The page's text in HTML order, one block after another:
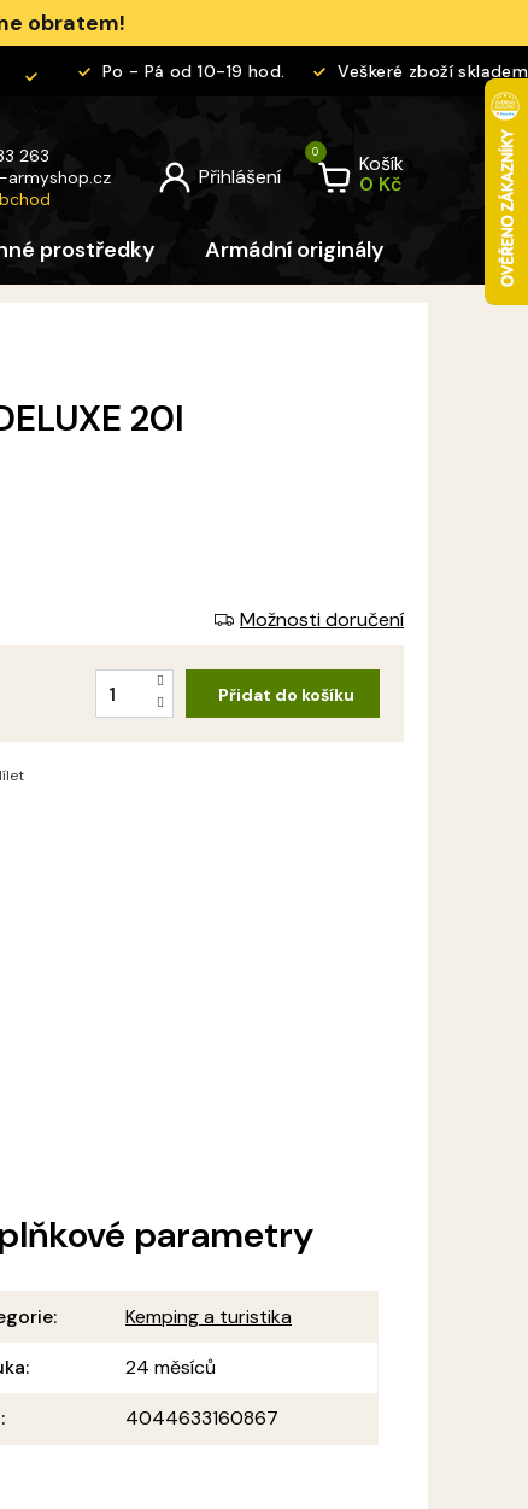
obratem!
Po - Pá od 10-19 hod. Veškeré zboží skladem
263
armyshop.cz
Košík
prostředky Armádní originály Pro děti
20l
Možnosti doručení
Přidat do košíku
parametry
:
Kemping a turistika
:
24 měsíců
: 4044633160867